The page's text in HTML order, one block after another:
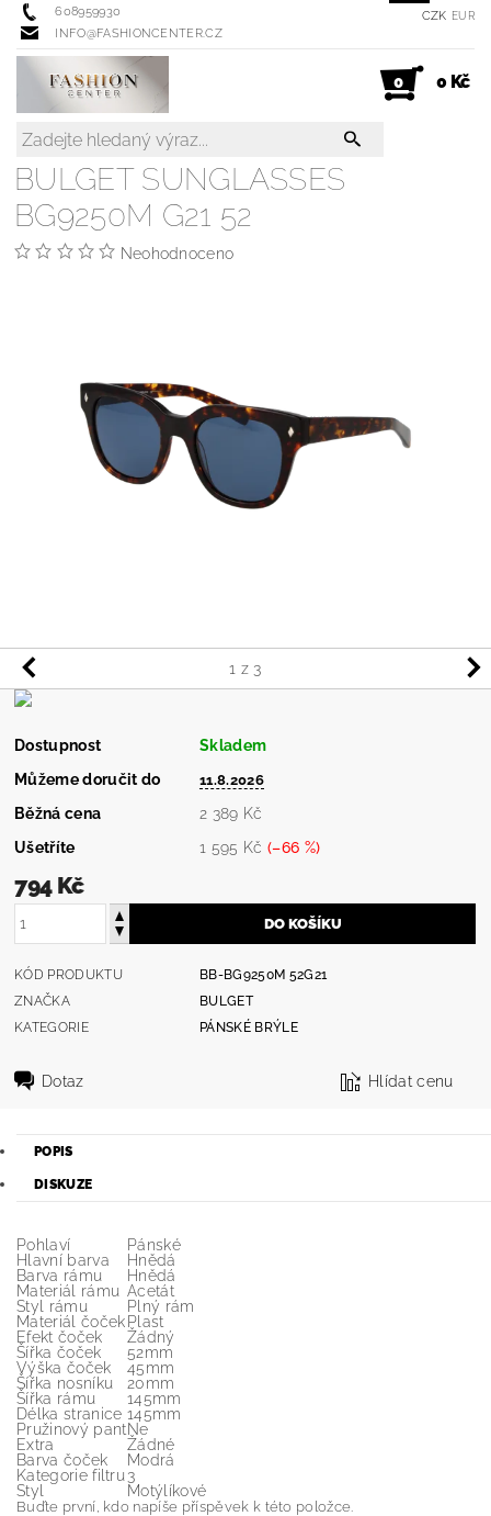
608959930
INFO@FASHIONCENTER.CZ
CZK EUR
0 0 Kč
1 z 3
BULGET SUNGLASSES
BG9250M G21 52
Neohodnoceno
Dostupnost
Skladem
Můžeme doručit do
11.8.2026
Běžná cena
2 389 Kč
Ušetříte
1 595 Kč (–66 %)
794 Kč
KÓD PRODUKTU
BB-BG9250M 52G21
ZNAČKA
BULGET
KATEGORIE
PÁNSKÉ BRÝLE
Dotaz Hlídat cenu
POPIS
DISKUZE
Pohlaví
Pánské
Hlavní barva
Hnědá
Barva rámu
Hnědá
Materiál rámu Acetát
Styl rámu
Plný rám
Materiál čoček Plast
Efekt čoček
Žádný
Šířka čoček
52mm
Výška čoček
45mm
Šířka nosníku
20mm
Šířka rámu
145mm
Délka stranice 145mm
Pružinový pantNe
Extra
Žádné
Barva čoček
Modrá
Kategorie filtru 3
Styl
Motýlíkové
Buďte první, kdo napíše příspěvek k této položce.